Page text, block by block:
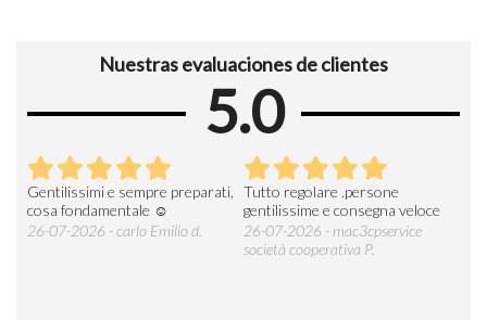
Nuestras evaluaciones de clientes
5.0
Gentilissimi e sempre preparati,
cosa fondamentale ☺️
26-07-2026 - carlo Emilio d.
Tutto regolare .persone
gentilissime e consegna veloce
26-07-2026 - mac3cpservice
società cooperativa P.